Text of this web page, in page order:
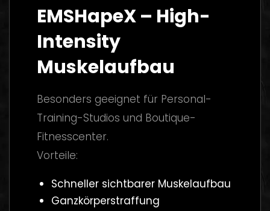
EMSHapeX – High-
Intensity
Muskelaufbau
Besonders geeignet für Personal-
Training-Studios und Boutique-
Fitnesscenter.
Vorteile:
Schneller sichtbarer Muskelaufbau
Ganzkörperstraffung